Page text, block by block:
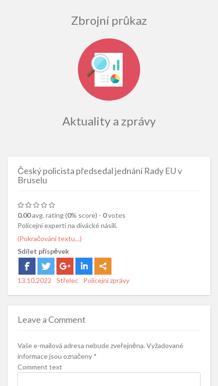
Zbrojní průkaz
Aktuality a zprávy
Český policista předsedal jednání Rady EU v
Bruselu
0.00avg. rating (0% score) - 0votes
Policejní experti na divácké násilí.
(Pokračování textu…)
Sdílet příspěvek
Posted
13.10.2022 Author
Střelec Categories
Policejní zprávy
Leave a Comment
Vaše e-mailová adresa nebude zveřejněna. Vyžadované
informace jsou označeny *
Comment text